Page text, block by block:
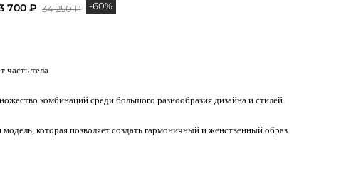
700 ₽ 34 250 ₽ -60%
тела.
комбинаций среди большого разнообразия дизайна и стилей.
которая позволяет создать гармоничный и женственный образ.